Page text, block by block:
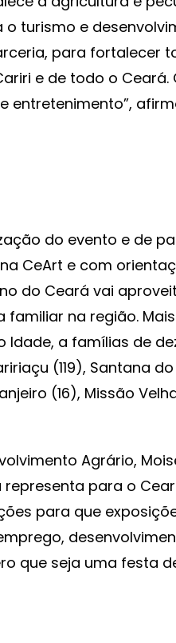
turismo e
para fortalecer
e de todo o
entretenimento”,
do evento e de
CeArt e com
do Ceará vai
na região.
Idade, a famílias de
(119), Santana
(16), Missão
Agrário,
para o
para que
que seja uma festa